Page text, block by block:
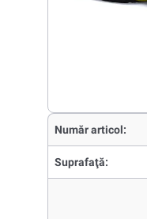
Număr articol:
Suprafaţă: